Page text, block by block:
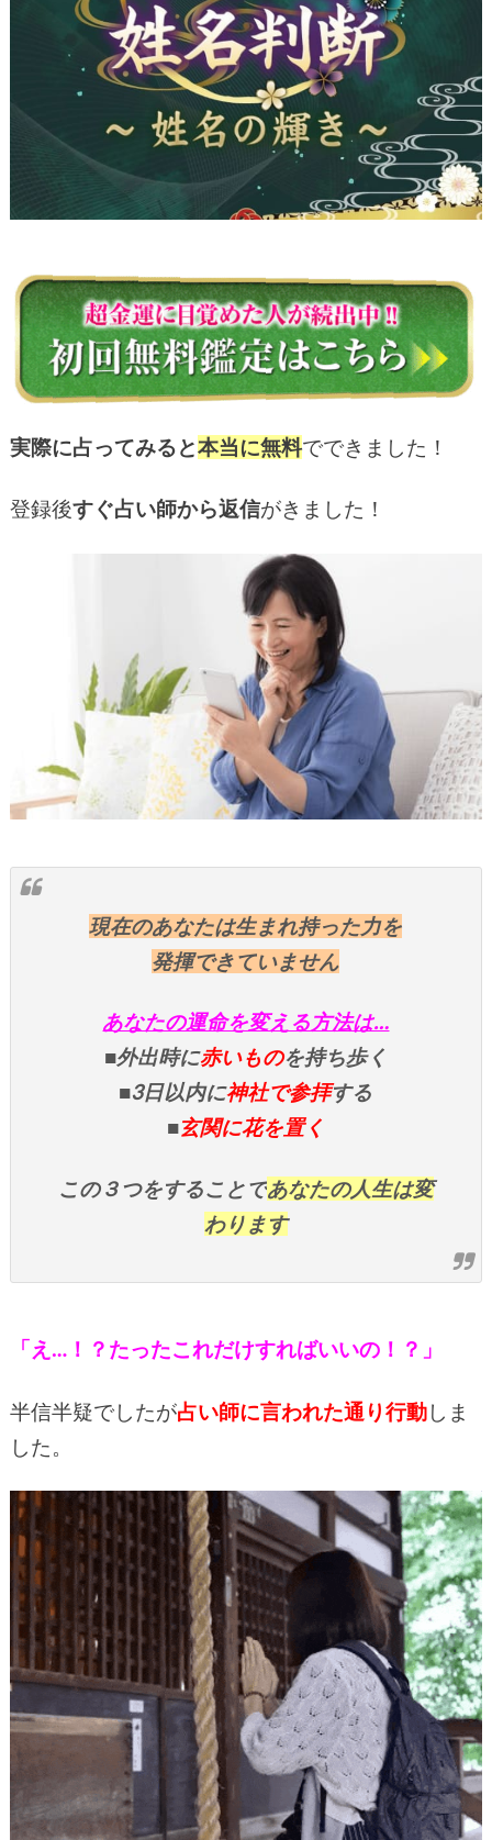
実際に占ってみると本当に無料でできました！
登録後すぐ占い師から返信がきました！
現在のあなたは生まれ持った力を
発揮できていません
あなたの運命を変える方法は…
■外出時に赤いものを持ち歩く
■3日以内に神社で参拝する
■玄関に花を置く
この３つをすることであなたの人生は変
わります
「え…！？たったこれだけすればいいの！？」
半信半疑でしたが占い師に言われた通り行動しま
した。